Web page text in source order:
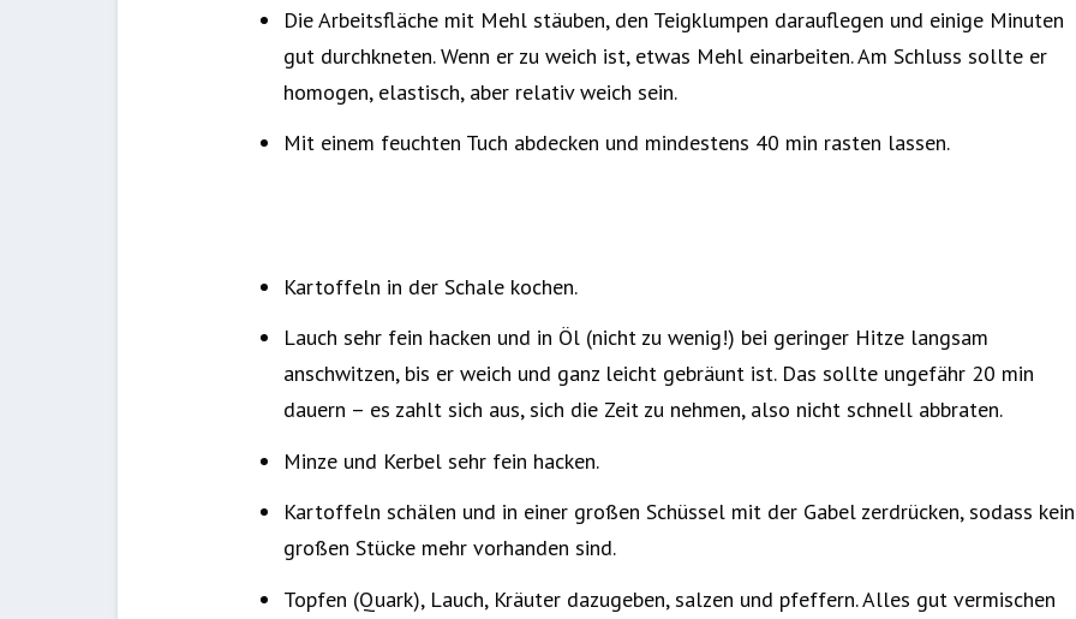
Die Arbeitsfläche mit Mehl stäuben, den Teigklumpen darauflegen und einige Minuten
gut durchkneten. Wenn er zu weich ist, etwas Mehl einarbeiten. Am Schluss sollte er
homogen, elastisch, aber relativ weich sein.
Mit einem feuchten Tuch abdecken und mindestens 40 min rasten lassen.
Kartoffeln in der Schale kochen.
Lauch sehr fein hacken und in Öl (nicht zu wenig!) bei geringer Hitze langsam
anschwitzen, bis er weich und ganz leicht gebräunt ist. Das sollte ungefähr 20 min
dauern – es zahlt sich aus, sich die Zeit zu nehmen, also nicht schnell abbraten.
Minze und Kerbel sehr fein hacken.
Kartoffeln schälen und in einer großen Schüssel mit der Gabel zerdrücken, sodass
großen Stücke mehr vorhanden sind.
Topfen (Quark), Lauch, Kräuter dazugeben, salzen und pfeffern. Alles gut vermischen